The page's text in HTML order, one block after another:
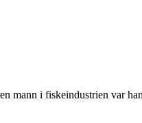
mann i fiskeindustrien var